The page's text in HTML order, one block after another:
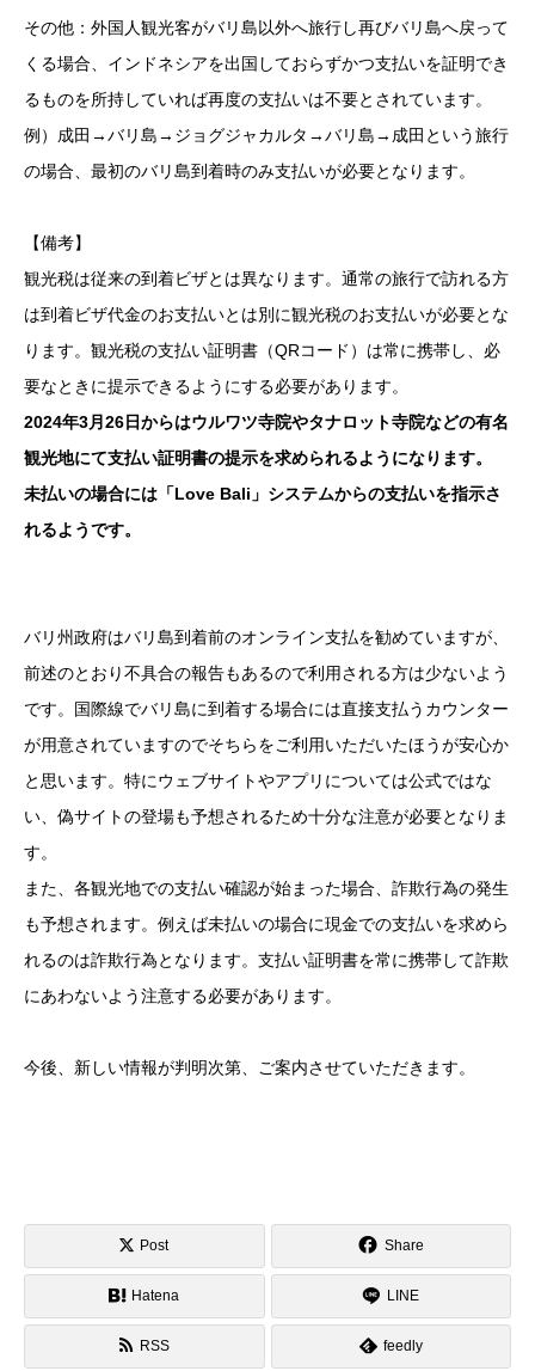
その他：外国人観光客がバリ島以外へ旅行し再びバリ島へ戻って
くる場合、インドネシアを出国しておらずかつ支払いを証明でき
るものを所持していれば再度の支払いは不要とされています。
例）成田→バリ島→ジョグジャカルタ→バリ島→成田という旅行
の場合、最初のバリ島到着時のみ支払いが必要となります。
【備考】
観光税は従来の到着ビザとは異なります。通常の旅行で訪れる方
は到着ビザ代金のお支払いとは別に観光税のお支払いが必要とな
ります。観光税の支払い証明書（QRコード）は常に携帯し、必
要なときに提示できるようにする必要があります。
2024年3月26日からはウルワツ寺院やタナロット寺院などの有名
観光地にて支払い証明書の提示を求められるようになります。
未払いの場合には「Love Bali」システムからの支払いを指示さ
れるようです。
バリ州政府はバリ島到着前のオンライン支払を勧めていますが、
前述のとおり不具合の報告もあるので利用される方は少ないよう
です。国際線でバリ島に到着する場合には直接支払うカウンター
が用意されていますのでそちらをご利用いただいたほうが安心か
と思います。特にウェブサイトやアプリについては公式ではな
い、偽サイトの登場も予想されるため十分な注意が必要となりま
す。
また、各観光地での支払い確認が始まった場合、詐欺行為の発生
も予想されます。例えば未払いの場合に現金での支払いを求めら
れるのは詐欺行為となります。支払い証明書を常に携帯して詐欺
にあわないよう注意する必要があります。
今後、新しい情報が判明次第、ご案内させていただきます。
Post Share
Hatena LINE
RSS feedly